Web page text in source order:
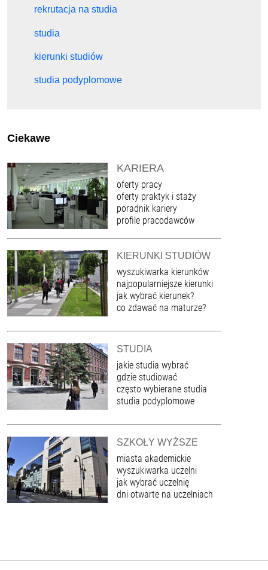
rekrutacja na studia
studia
kierunki studiów
studia podyplomowe
Ciekawe
KARIERA
oferty pracy
oferty praktyk i staży
poradnik kariery
profile pracodawców
KIERUNKI STUDIÓW
wyszukiwarka kierunków
najpopularniejsze kierunki
jak wybrać kierunek?
co zdawać na maturze?
STUDIA
jakie studia wybrać
gdzie studiować
często wybierane studia
studia podyplomowe
SZKOŁY WYŻSZE
miasta akademickie
wyszukiwarka uczelni
jak wybrać uczelnię
dni otwarte na uczelniach